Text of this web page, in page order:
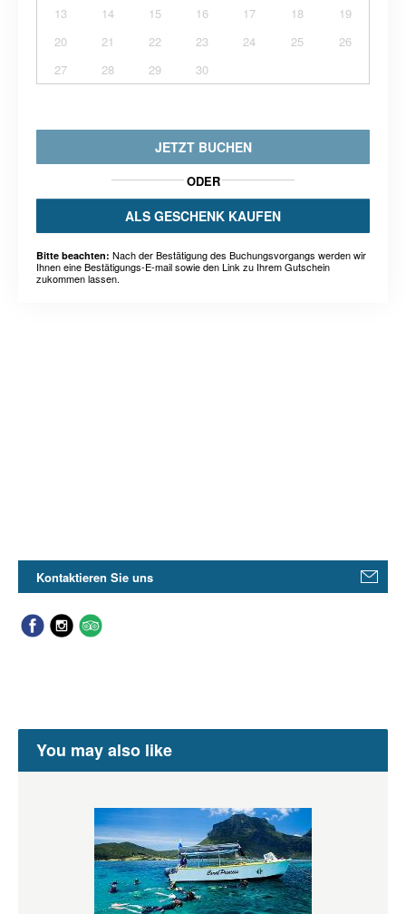
13
14 15 16 17 18
19
20
21 22 23 24 25
26
27
28 29 30
JETZT BUCHEN
ODER
ALS GESCHENK KAUFEN
Bitte beachten: Nach der Bestätigung des Buchungsvorgangs werden wir
Ihnen eine Bestätigungs-E-mail sowie den Link zu Ihrem Gutschein
zukommen lassen.
Kontaktieren Sie uns
You may also like